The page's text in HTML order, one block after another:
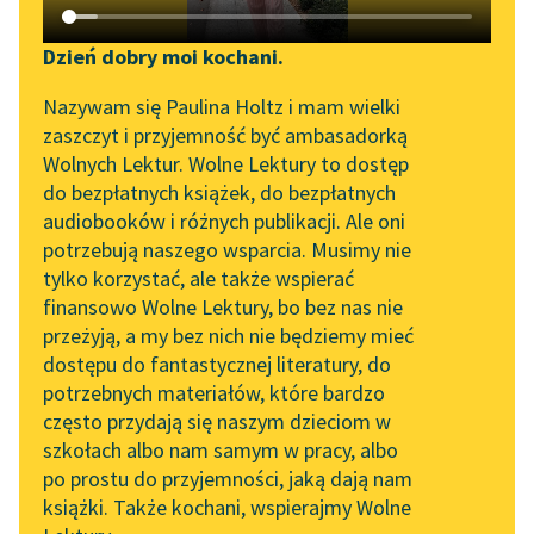
Katalog DAISY
Podkasty o książkach
Zgłoś brak utworu
Aktualności
„Prokurator Alicja Horn”
do słuchania
Byliśmy częścią AI Impact
Lab
Zapraszamy na spotkanie
online z tłumaczkami
literatury skandynawskiej
Spotkanie z Katarzyną
Tunkiel w Oslo
102. lata temu zmarł
Joseph Conrad
Narzędzia
Mapa Wolnych Lektur
Leśmianator
Przewodnik dla piszących i
czytających
API
OAI-PMH
Widget Wolnych Lektur
Przypisy
Dzień dobry moi kochani.
Nazywam się Paulina Holtz i mam wielki
zaszczyt i przyjemność być ambasadorką
Wolnych Lektur. Wolne Lektury to dostęp
do bezpłatnych książek, do bezpłatnych
audiobooków i różnych publikacji. Ale oni
potrzebują naszego wsparcia. Musimy nie
tylko korzystać, ale także wspierać
finansowo Wolne Lektury, bo bez nas nie
przeżyją, a my bez nich nie będziemy mieć
dostępu do fantastycznej literatury, do
potrzebnych materiałów, które bardzo
często przydają się naszym dzieciom w
szkołach albo nam samym w pracy, albo
po prostu do przyjemności, jaką dają nam
książki. Także kochani, wspierajmy Wolne
pobierz książkę
czytaj online
Zbiór wierszy autorstwa Marii Konopnickiej
przeznaczony dla dzieci do lat 10. Zgromadzone utwory
mają zarówno charakter rozrywkowy, jak i
dydaktyczno-wychowawczy.